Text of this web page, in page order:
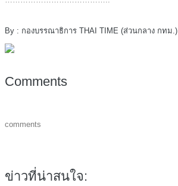
By : กองบรรณาธิการ THAI TIME (ส่วนกลาง กทม.)
Comments
comments
ข่าวที่น่าสนใจ: